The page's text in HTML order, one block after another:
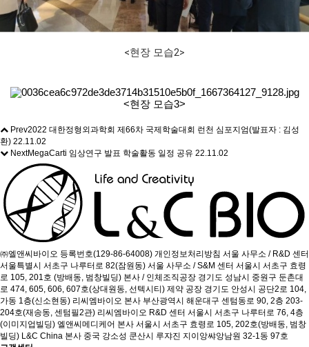
<현장 모습2>
<현장 모습3>
Prev2022 대한정형외과학회 제66차 국제학술대회 런천 심포지엄(발표자 : 김성
환) 22.11.02
NextMegaCarti 임상연구 발표 학술활동 일정 공유 22.11.02
㈜엘앤씨바이오 등록번호(129-86-64008) 개인정보처리방침 서울 사무소 / R&D 센터
서울특별시 서초구 나루터로 82(잠원동) 서울 사무소 / S&M 센터 서울시 서초구 효령
로 105, 201호 (방배동, 범창빌딩) 본사 / 인체조직공장 경기도 성남시 중원구 둔촌대
로 474, 605, 606, 607호(상대원동, 선텍시티) 제약 공장 경기도 안성시 공단2로 104,
가동 1층(신소현동) 리씨엠바이오 본사 부산광역시 해운대구 센텀동로 90, 2층 203-
204호(재송동, 센텀필2관) 리씨엠바이오 R&D 센터 서울시 서초구 나루터로 76, 4층
(이미지업빌딩) 엘앤씨메디케어 본사 서울시 서초구 효령로 105, 202호(방배동, 범창
빌딩) L&C China 본사 중국 강소성 쿤산시 루쟈진 지이앙쌰앙남원 32-1동 97호